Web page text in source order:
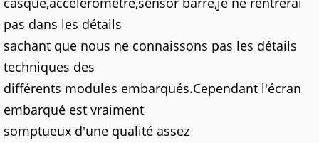
pas dans les détails
sachant que nous ne connaissons pas les détails
techniques des
différents modules embarqués.Cependant l'écran
embarqué est vraiment
somptueux d'une qualité assez